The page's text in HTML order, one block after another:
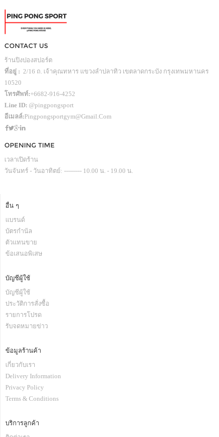
CONTACT US
ร้านปิงปองสปอร์ต
ที่อยู่ : 2/16 ถ. เจ้าคุณทหาร แขวงลำปลาทิว เขตลาดกระบัง กรุงเทพมหานคร
10520
โทรศัพท์:+6682-916-4252
Line ID: @pingpongsport
อีเมลล์:Pingpongsportgym@gmail.com
OPENING TIME
เวลาเปิดร้าน
วันจันทร์ - วันอาทิตย์: --------- 10.00 น. - 19.00 น.
อื่น ๆ
แบรนด์
บัตรกำนัล
ตัวแทนขาย
ข้อเสนอพิเสษ
บัญชีผู้ใช้
บัญชีผู้ใช้
ประวัติการสั่งซื้อ
รายการโปรด
รับจดหมายข่าว
ข้อมูลร้านค้า
เกี่ยวกับเรา
Delivery Information
Privacy Policy
Terms & Conditions
บริการลูกค้า